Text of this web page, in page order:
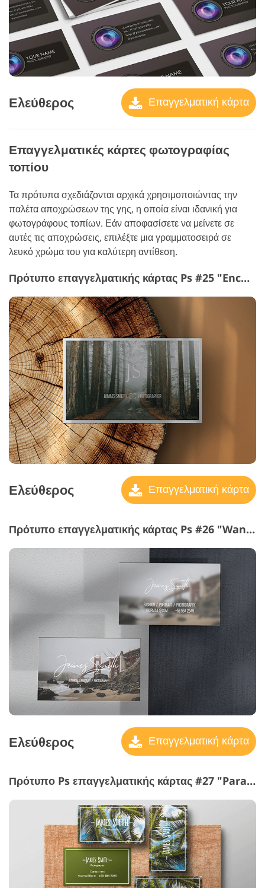
Ελεύθερος Επαγγελματική κάρτα
Επαγγελματικές κάρτες φωτογραφίας
τοπίου
Τα πρότυπα σχεδιάζονται αρχικά χρησιμοποιώντας την
παλέτα αποχρώσεων της γης, η οποία είναι ιδανική για
φωτογράφους τοπίων. Εάν αποφασίσετε να μείνετε σε
αυτές τις αποχρώσεις, επιλέξτε μια γραμματοσειρά σε
λευκό χρώμα του για καλύτερη αντίθεση.
Πρότυπο επαγγελματικής κάρτας Ps #25 "Enchanted Forest"
Ελεύθερος Επαγγελματική κάρτα
Πρότυπο επαγγελματικής κάρτας Ps #26 "Wanderlust"
Ελεύθερος Επαγγελματική κάρτα
Πρότυπο Ps επαγγελματικής κάρτας #27 "Paradise Islands"